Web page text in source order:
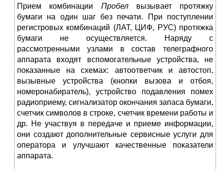
Прием комбинации Пробел вызывает про­тяжку
бумаги на один шаг без печати. При поступлении
регистро­вых комбинаций (ЛАТ, ЦИФ, РУС) протяжка
бумаги не осуществляется. Наряду с
рассмотренными узлами в состав телеграфного
аппарата входят вспомогательные устройства, не
показанные на схемах: авто­ответчик и автостоп,
вызывные устройства (кнопки вызова и отбоя,
номеронабиратель), устройство по­давления помех
радиоприему, сигна­лизатор окончания запаса бумаги,
счетчик символов в строке, счетчик времени работы и
др. Не участвуя в передаче и приеме информации,
они создают дополнительные сервисные услуги для
оператора и улучшают качественные показатели
аппарата.